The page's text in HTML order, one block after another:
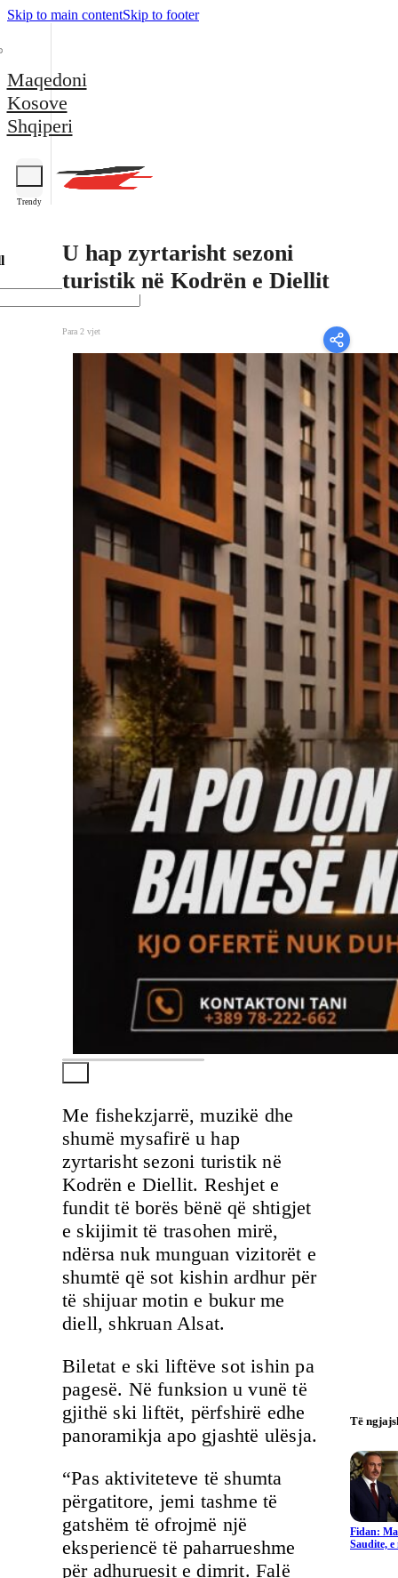
Skip to main contentSkip to footer
Maqedoni
Kosove
Shqiperi
Trendy
U hap zyrtarisht sezoni
turistik në Kodrën e Diellit
Para 2 vjet
Me fishekzjarrë, muzikë dhe
shumë mysafirë u hap
zyrtarisht sezoni turistik në
Kodrën e Diellit. Reshjet e
fundit të borës bënë që shtigjet
e skijimit të trasohen mirë,
ndërsa nuk munguan vizitorët e
shumtë që sot kishin ardhur për
të shijuar motin e bukur me
diell, shkruan Alsat.
Biletat e ski liftëve sot ishin pa
pagesë. Në funksion u vunë të
gjithë ski liftët, përfshirë edhe
panoramikja apo gjashtë ulësja.
“Pas aktiviteteve të shumta
përgatitore, jemi tashme të
gatshëm të ofrojmë një
eksperiencë të paharrueshme
për adhuruesit e dimrit. Falë
Të
Fidan:
Saudite,